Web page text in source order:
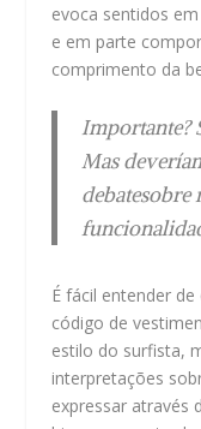
evoca sentidos
e em parte
comprimento da
Importante?
Mas
debatesobre
É fácil entender
código de
estilo do surfista,
interpretações
expressar através